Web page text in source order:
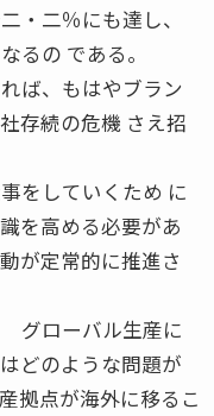
・二％にも達し、
るの である。
ば、もはやブラン
存続の危機 さえ招
をしていくため に
を高める必要があ
が定常的に推進さ
グローバル生産に
どのような問題が
拠点が海外に移るこ